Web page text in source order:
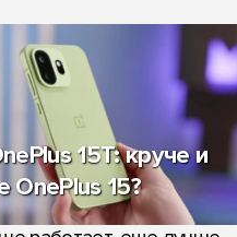
15T: круче и
15?